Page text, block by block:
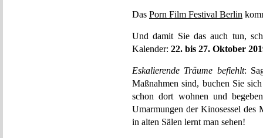
Das Porn Film Festival Berlin
Und damit Sie das auch tun,
Kalender: 22. bis 27. Oktober
Eskalierende Träume befiehlt:
Maßnahmen sind, buchen Sie
schon dort wohnen und
Umarmungen der Kinosessel des
in alten Sälen lernt man sehen!